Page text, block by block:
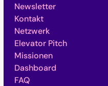
Newsletter
Kontakt
Netzwerk
Elevator Pitch
Missionen
Dashboard
FAQ